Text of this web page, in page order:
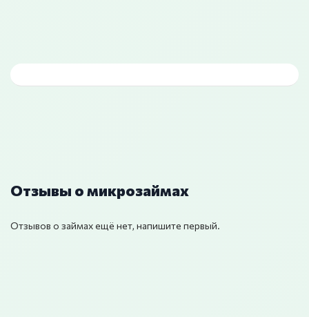
Отзывы о микрозаймах
Отзывов о займах ещё нет, напишите первый.